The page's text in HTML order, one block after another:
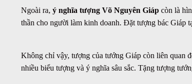
Ngoài ra, ý nghĩa tượng Võ Nguyên Giáp còn là
thần cho người làm kinh doanh. Đặt tượng bác Giáp
Không chỉ vậy, tượng của tướng Giáp còn liên quan
nhiều biểu tượng và ý nghĩa sâu sắc. Tặng tượng